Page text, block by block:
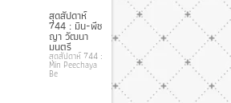
สุดสัปดาห์
744 : มิน-พีช
ญา วัฒนา
มนตรี
สุดสัปดาห์ 744 :
Min Peechaya
Be